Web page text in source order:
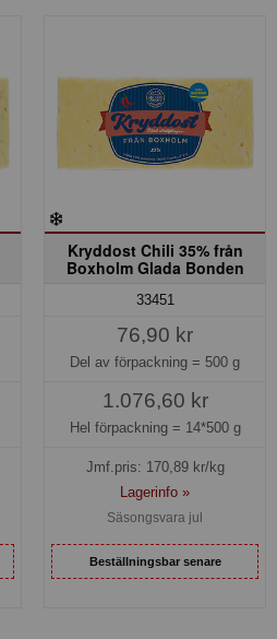
Kryddost Chili 35% från
Boxholm Glada Bonden
33451
76,90 kr
Del av förpackning = 500 g
1.076,60 kr
Hel förpackning = 14*500 g
Jmf.pris: 170,89kr/kg
Lagerinfo »
Säsongsvara jul
Beställningsbar senare